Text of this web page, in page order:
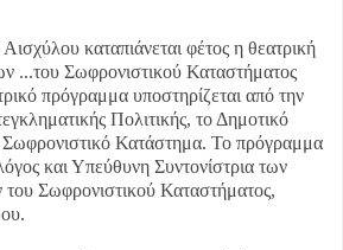
καταπιάνεται φέτος η θεατρική
...του Σωφρονιστικού Καταστήματος
πρόγραμμα υποστηρίζεται από την
Πολιτικής, το Δημοτικό
Σωφρονιστικό Κατάστημα. Το πρόγραμμα
και Υπεύθυνη Συντονίστρια των
Σωφρονιστικού Καταστήματος,